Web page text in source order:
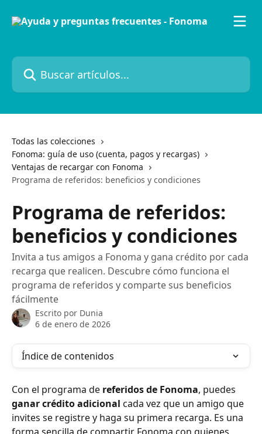
Buscar artículos...
Todas las colecciones
Fonoma: guía de uso (cuenta, pagos y recargas)
Ventajas de recargar con Fonoma
Programa de referidos: beneficios y condiciones
Programa de referidos:
beneficios y condiciones
Invita a tus amigos a Fonoma y gana crédito por cada
recarga que realicen. Descubre cómo funciona el
programa de referidos y comparte sus beneficios
fácilmente
Escrito por Dunia
6 de enero de 2026
Índice de contenidos
Con el programa de referidos de Fonoma, puedes
ganar crédito adicional cada vez que un amigo que
invites se registre y haga su primera recarga. Es una